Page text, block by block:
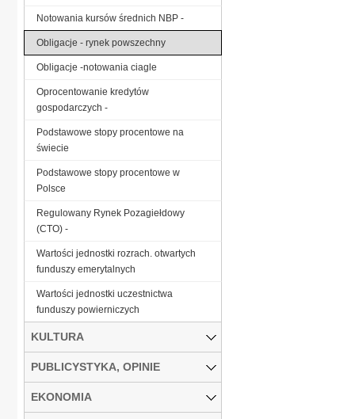
Notowania kursów średnich NBP -
Obligacje - rynek powszechny
Obligacje -notowania ciagle
Oprocentowanie kredytów
gospodarczych -
Podstawowe stopy procentowe na
świecie
Podstawowe stopy procentowe w
Polsce
Regulowany Rynek Pozagiełdowy
(CTO) -
Wartości jednostki rozrach. otwartych
funduszy emerytalnych
Wartości jednostki uczestnictwa
funduszy powierniczych
KULTURA
PUBLICYSTYKA, OPINIE
EKONOMIA